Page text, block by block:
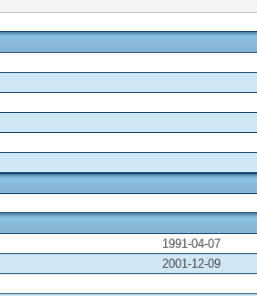
1991-04-07
2001-12-09